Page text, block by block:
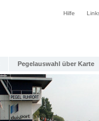
Hilfe
Pegelauswahl über Karte